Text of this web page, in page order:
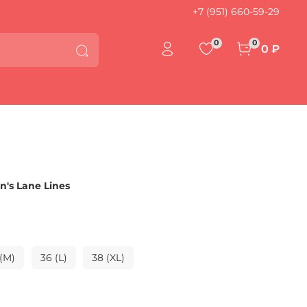
+7 (951) 660-59-29
0 0 0 ₽
Lane Lines
36 (L) 38 (XL)